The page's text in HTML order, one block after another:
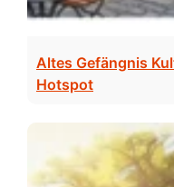
Altes Gefängnis
Hotspot